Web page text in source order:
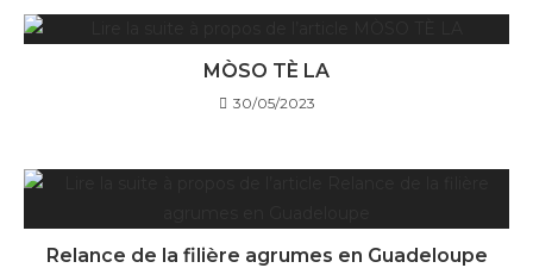
MÒSO TÈ LA
30/05/2023
Relance de la filière agrumes en Guadeloupe